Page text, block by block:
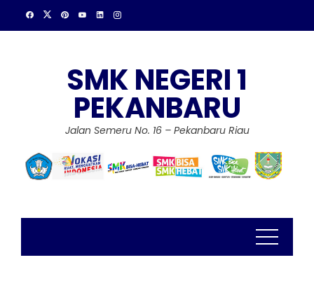
SMK NEGERI 1
PEKANBARU
Jalan Semeru No. 16 – Pekanbaru Riau